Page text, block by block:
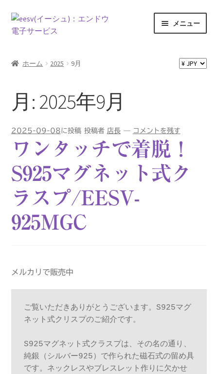
ナ
ビ
シ
ン
へ
キ
ッ
プ
コ
ン
ツ
ス
キ
プ
メニュー
お問い合わせ
お買い物カゴ
カート
ショップ
スタートいたしました。
ブログ
メンバー
商品・サービス
ホーム 2025 9月
月: 2025年9月
2025-09-08に投稿 投稿者 店長 — コメントを残す
ワンタッチで着脱！
S925マグネット式ク
ラスプ/EESV-
925MGC
メルカリで販売中
ご覧いただきありがとうございます。S925マグ
ネット式クリスプのご紹介です。
S925マグネット式クラスプは、その名の通り、
純銀（シルバー925）で作られた磁石式の留め具
です。ネックレスやブレスレット作りに欠かせ